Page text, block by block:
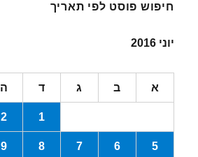
חיפוש פוסט לפי תאריך
יוני 2016
א ב ג ד ה
1
2
5
6
7
8
9